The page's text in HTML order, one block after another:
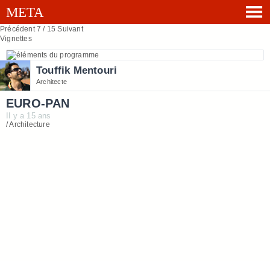
Précédent 7 / 15 Suivant
Vignettes
Touffik Mentouri
Architecte
EURO-PAN
Il y a 15 ans
/ Architecture